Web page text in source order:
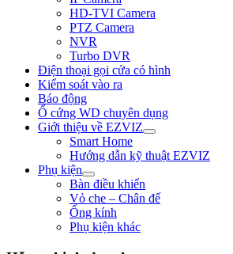
HD-TVI Camera
PTZ Camera
NVR
Turbo DVR
Điện thoại gọi cửa có hình
Kiểm soát vào ra
Báo động
Ổ cứng WD chuyên dụng
Giới thiệu về EZVIZ
Smart Home
Hướng dẫn kỹ thuật EZVIZ
Phụ kiện
Bàn điều khiển
Vỏ che – Chân đế
Ống kính
Phụ kiện khác